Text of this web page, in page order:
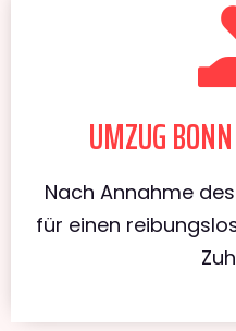
UMZUG
Nach Annahme
für einen